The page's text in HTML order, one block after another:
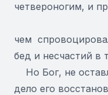
четвероногим, и
чем
бед и несчастий в
Но Бог, не
дело его